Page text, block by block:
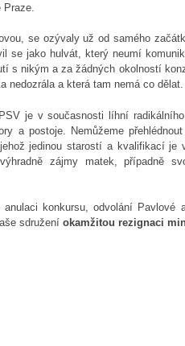
Praze.
se ozývaly už od samého
se jako hulvát, který neumí
s nikým a za žádných okolností
nedozrála a která tam nemá co dělat.
je v současnosti líhní
a postoje. Nemůžeme
jedinou starostí a kvalifikací je
zájmy matek,
konkursu, odvolání Pavlové
sdružení okamžitou rezignaci